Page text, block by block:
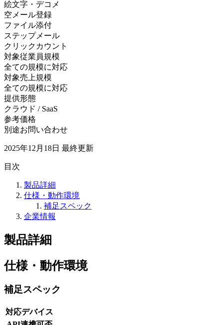
絵文字・デコメ
空メール登録
ファイル添付
ステップメール
クリックカウント
対象従業員規模
全ての規模に対応
対象売上規模
全ての規模に対応
提供形態
クラウド / SaaS
参考価格
別途お問い合わせ
2025年12月18日 最終更新
目次
製品詳細
仕様・動作環境
補足スペック
企業情報
製品詳細
仕様・動作環境
補足スペック
対応デバイス